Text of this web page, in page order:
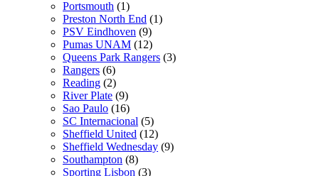
Portsmouth (1)
Preston North End (1)
PSV Eindhoven (9)
Pumas UNAM (12)
Queens Park Rangers (3)
Rangers (6)
Reading (2)
River Plate (9)
Sao Paulo (16)
SC Internacional (5)
Sheffield United (12)
Sheffield Wednesday (9)
Southampton (8)
Sporting Lisbon (3)